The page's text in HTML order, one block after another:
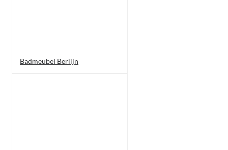
Badmeubel Berlijn